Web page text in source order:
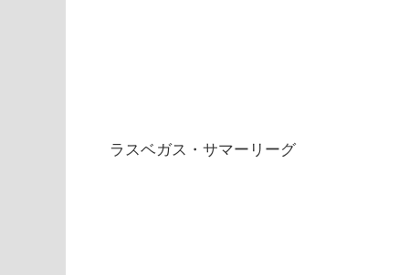
ラスベガス・サマーリーグ